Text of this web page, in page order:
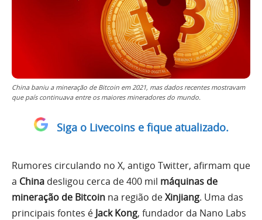
China baniu a mineração de Bitcoin em 2021, mas dados recentes mostravam
que país continuava entre os maiores mineradores do mundo.
Siga o Livecoins e fique atualizado.
Rumores circulando no X, antigo Twitter, afirmam que
a China desligou cerca de 400 mil máquinas de
mineração de Bitcoin na região deXinjiang. Uma das
principais fontes é Jack Kong, fundador da Nano Labs